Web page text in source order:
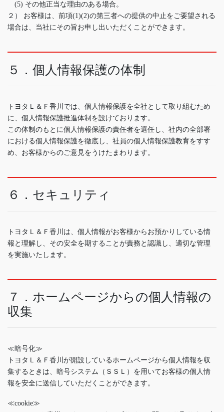
(5) その他正当な理由のある場合。
２） お客様は、前項(1)(2)の第三者への提供の中止をご要望される
場合は、当社にその旨お申し出いただくことができます。
５．個人情報保護の体制
トヨタＬ＆Ｆ香川では、個人情報保護を全社として取り組むため
に、個人情報保護推進体制を設けております。
この体制のもとに個人情報保護の責任者を選任し、社内の全部署
における個人情報保護を徹底し、社員の個人情報保護教育をすす
め、お客様からのご意見をうけたまわります。
６．セキュリティ
トヨタＬ＆Ｆ香川は、個人情報がお客様からお預かりしている情
報と理解し、その安全を期することが責務と認識し、適切な管理
を実施いたします。
７．ホームページからの個人情報の
収集
≪暗号化≫
トヨタＬ＆Ｆ香川が開設しているホームページから個人情報を収
集するときは、暗号システム（ＳＳＬ）を用いてお客様の個人情
報を安全に送信していただくことができます。
≪cookie≫